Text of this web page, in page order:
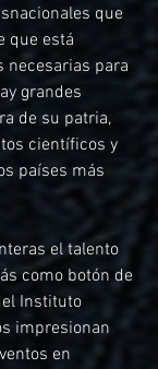
que
que está
necesarias para
grandes
de su patria,
científicos y
países más
el talento
como botón de
Instituto
impresionan
en